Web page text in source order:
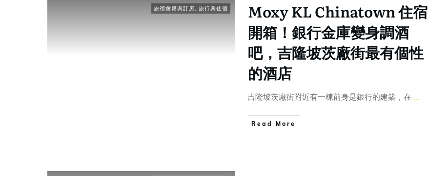
旅宿會籍與訂房, 旅行與住宿
Moxy KL Chinatown 住宿
開箱！銀行金庫變身調酒
吧，吉隆坡茨廠街最有個性
的酒店
吉隆坡茨廠街附近有一棟前身是銀行的建築，在 ...
Read More